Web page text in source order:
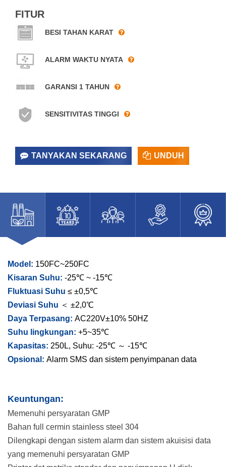
FITUR
BESI TAHAN KARAT
ALARM WAKTU NYATA
GARANSI 1 TAHUN
SENSITIVITAS TINGGI
TANYAKAN SEKARANG UNDUH
Model: 150FC~250FC
Kisaran Suhu: -25℃ ~ -15℃
Fluktuasi Suhu ≤ ±0,5℃
Deviasi Suhu ＜ ±2,0℃
Daya Terpasang: AC220V±10% 50HZ
Suhu lingkungan: +5~35℃
Kapasitas: 250L, Suhu: -25℃ ～ -15℃
Opsional: Alarm SMS dan sistem penyimpanan data
Keuntungan:
Memenuhi persyaratan GMP
Bahan full cermin stainless steel 304
Dilengkapi dengan sistem alarm dan sistem akuisisi data
yang memenuhi persyaratan GMP